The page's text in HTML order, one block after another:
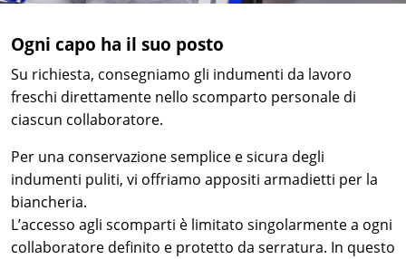
Ogni capo ha il suo posto
Su richiesta, consegniamo gli indumenti da lavoro
freschi direttamente nello scomparto personale di
ciascun collaboratore.
Per una conservazione semplice e sicura degli
indumenti puliti, vi offriamo appositi armadietti per la
biancheria.
L’accesso agli scomparti è limitato singolarmente a ogni
collaboratore definito e protetto da serratura. In questo